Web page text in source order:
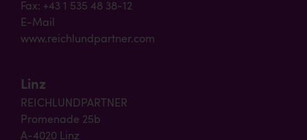
Fax: +43 1 535 48 38-12
E-Mail
www.reichlundpartner.com
Linz
REICHLUNDPARTNER
Promenade 25b
A-4020 Linz